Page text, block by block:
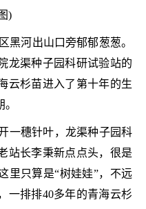
)
黑河出山口旁郁郁葱葱。
龙渠种子园科研试验站的
云杉苗进入了第十年的生
一穗针叶，龙渠种子园科
站长李秉新点点头，很是
里只算是“树娃娃”，不远
一排排40多年的青海云杉